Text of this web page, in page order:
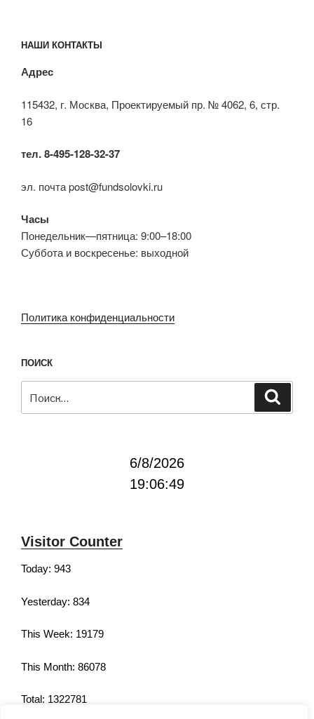
НАШИ КОНТАКТЫ
Адрес
115432, г. Москва, Проектируемый пр. № 4062, 6, стр.
16
тел. 8-495-128-32-37
эл. почта post@fundsolovki.ru
Часы
Понедельник—пятница: 9:00–18:00
Суббота и воскресенье: выходной
Политика конфиденциальности
ПОИСК
6/8/2026
19:06:50
Visitor Counter
Today: 943
Yesterday: 834
This Week: 19179
This Month: 86078
Total: 1322781